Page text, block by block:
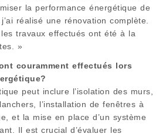
la performance énergétique de
réalisé une rénovation complète.
travaux effectués ont été à la
»
couramment effectués lors
peut inclure l’isolation des murs,
l’installation de fenêtres à
et la mise en place d’un système
Il est crucial d’évaluer les